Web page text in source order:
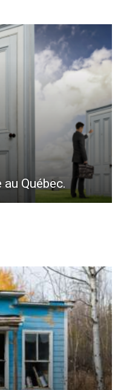
Québec.